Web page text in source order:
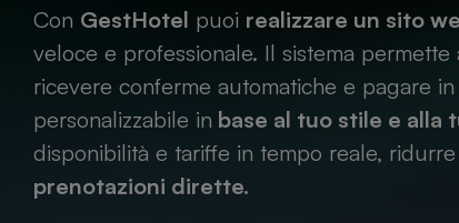
Con GestHotel puoi realizzare un sito
veloce e professionale. Il sistema permette
ricevere conferme automatiche e pagare
personalizzabile in base al tuo stile e alla
disponibilità e tariffe in tempo reale,
prenotazioni dirette.